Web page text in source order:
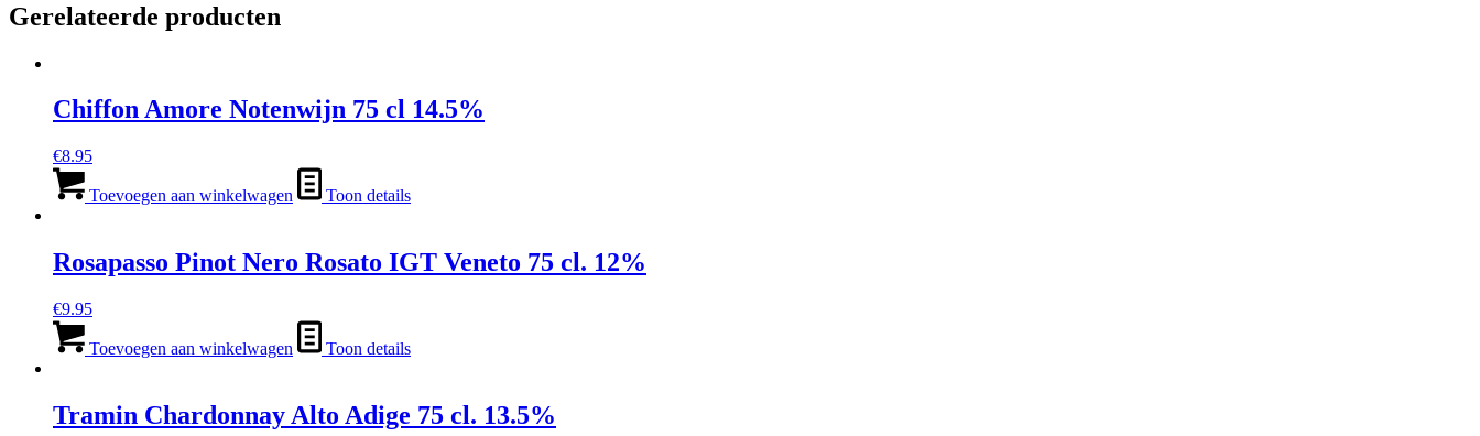
Gerelateerde producten
Chiffon Amore Notenwijn 75 cl 14.5%
€8.95
Toevoegen aan winkelwagen Toon details
Rosapasso Pinot Nero Rosato IGT Veneto 75 cl. 12%
€9.95
Toevoegen aan winkelwagen Toon details
Tramin Chardonnay Alto Adige 75 cl. 13.5%